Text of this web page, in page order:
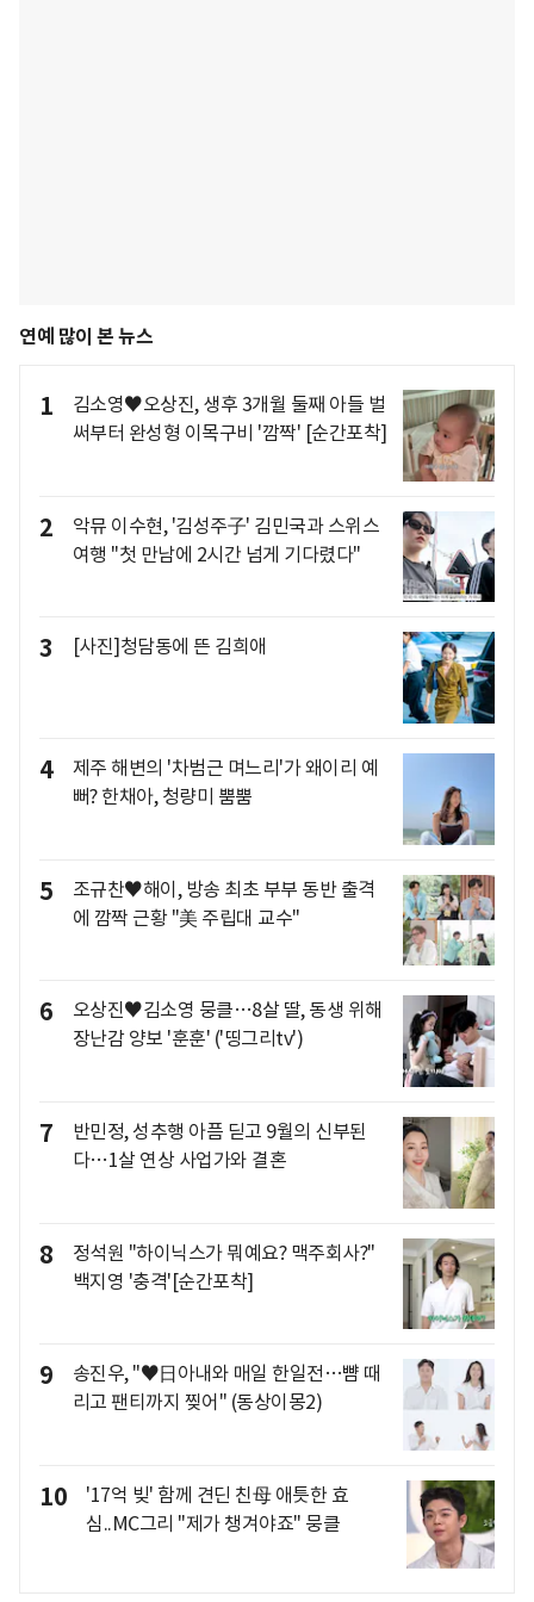
연예 많이 본 뉴스
1
김소영♥오상진, 생후 3개월 둘째 아들 벌
써부터 완성형 이목구비 '깜짝' [순간포착]
2
악뮤 이수현, '김성주子' 김민국과 스위스
여행 "첫 만남에 2시간 넘게 기다렸다"
3 [사진]청담동에 뜬 김희애
4
제주 해변의 '차범근 며느리'가 왜이리 예
뻐? 한채아, 청량미 뿜뿜
5
조규찬♥해이, 방송 최초 부부 동반 출격
에 깜짝 근황 "美 주립대 교수"
6
오상진♥김소영 뭉클…8살 딸, 동생 위해
장난감 양보 '훈훈' ('띵그리tv')
7
반민정, 성추행 아픔 딛고 9월의 신부된
다…1살 연상 사업가와 결혼
8
정석원 "하이닉스가 뭐예요? 맥주회사?"
백지영 '충격'[순간포착]
9
송진우, "♥日아내와 매일 한일전…뺨 때
리고 팬티까지 찢어" (동상이몽2)
10
'17억 빚' 함께 견딘 친母 애틋한 효
심..MC그리 "제가 챙겨야죠" 뭉클